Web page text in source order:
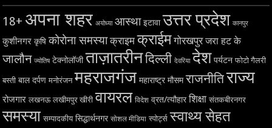
18+ अपना शहर अयोध्या आस्था इटावा उत्तर प्रदेश कानपुर
कुशीनगर कृषि कोरोना समस्या क्राइम क्राईम गोरखपुर जरा हट के
जालौन ज्योतिष टेक्नोलॉजी ताज़ातरीनदिल्ली देवरिया देश पर्यटन फोटो गैलरी
बस्ती बाल दर्पण मनोरंजन महराजगंज महाराष्ट्र मौसम राजनीतिराज्य
रोजगार लखनऊ लखीमपुर खीरी वायरल विदेश व्रत/त्यौहार शिक्षा संतकबीरनगर
समस्या सम्पादकीय सिद्धार्थनगर सोशल मीडिया स्पोर्ट्स स्वाथ्य सेहत